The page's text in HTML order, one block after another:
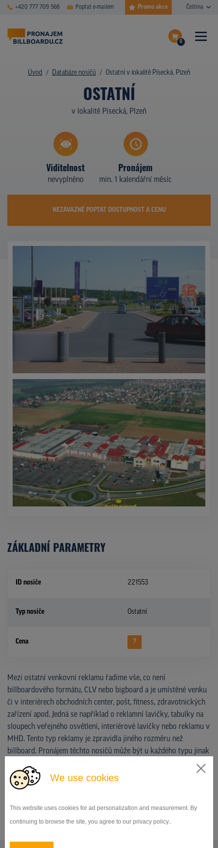
We use cookies
This website uses cookies for ad personalization and measurement. By
continuing to browse the site, you agree to our privacy policy..
+420 777 709 568 Poptat e-mailem Promo akce Čeština
0
Dokončit poptávku
Zobrazit nosiče na mapě
ČASTÉ DOTAZY
DATABÁZE NOSIČŮ
PLOCHY V AKCI
Z PRAXE
KDO JSME
Úvod Databáze nosičů Ostatní v lokalitě Písecká, Plzeň
OSTATNÍ
v lokalitě Písecká, Plzeň
Viditelnost
nevyplněno
Pronájem
min. 1 kalendářní měsíc
NEZÁVAZNĚ POPTAT DOSTUPNOST A CENU
ZÁKLADNÍ PARAMETRY
ID nosiče 221553
Typ nosiče Ostatní
Cena ?
Mezi ostatní venkovní reklamu řadíme vše, co není
billboardového formátu, CLV nebo bigboard a je umístěné venku
či v interiérech obchodních center, pošt, fitness, zdravotnických
zařízení apod. Jedná se například o reklamní lavičky, tabulky na
sloupech veřejného osvětlení, interiérové lavičky nebo reklamu v
MHD. Tento typ reklamy je zpravidla jiného rozměru než
billboard. Pronájem těchto nosičů může být u každého typu jinak